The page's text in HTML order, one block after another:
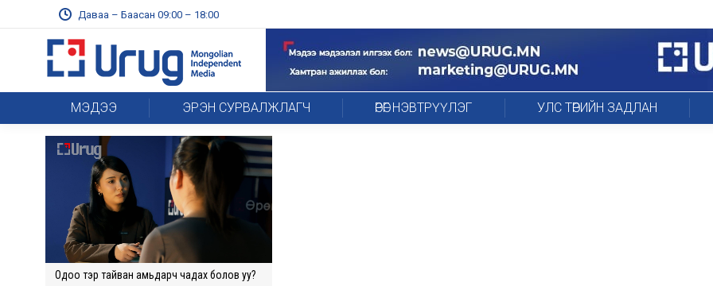
Даваа – Баасан 09:00 – 18:00
МЭДЭЭ ЭРЭН СУРВАЛЖЛАГЧ ӨРӨГ НЭВТРҮҮЛЭГ УЛС ТӨРИЙН ЗАДЛАН
Одоо тэр тайван амьдарч чадах болов уу?